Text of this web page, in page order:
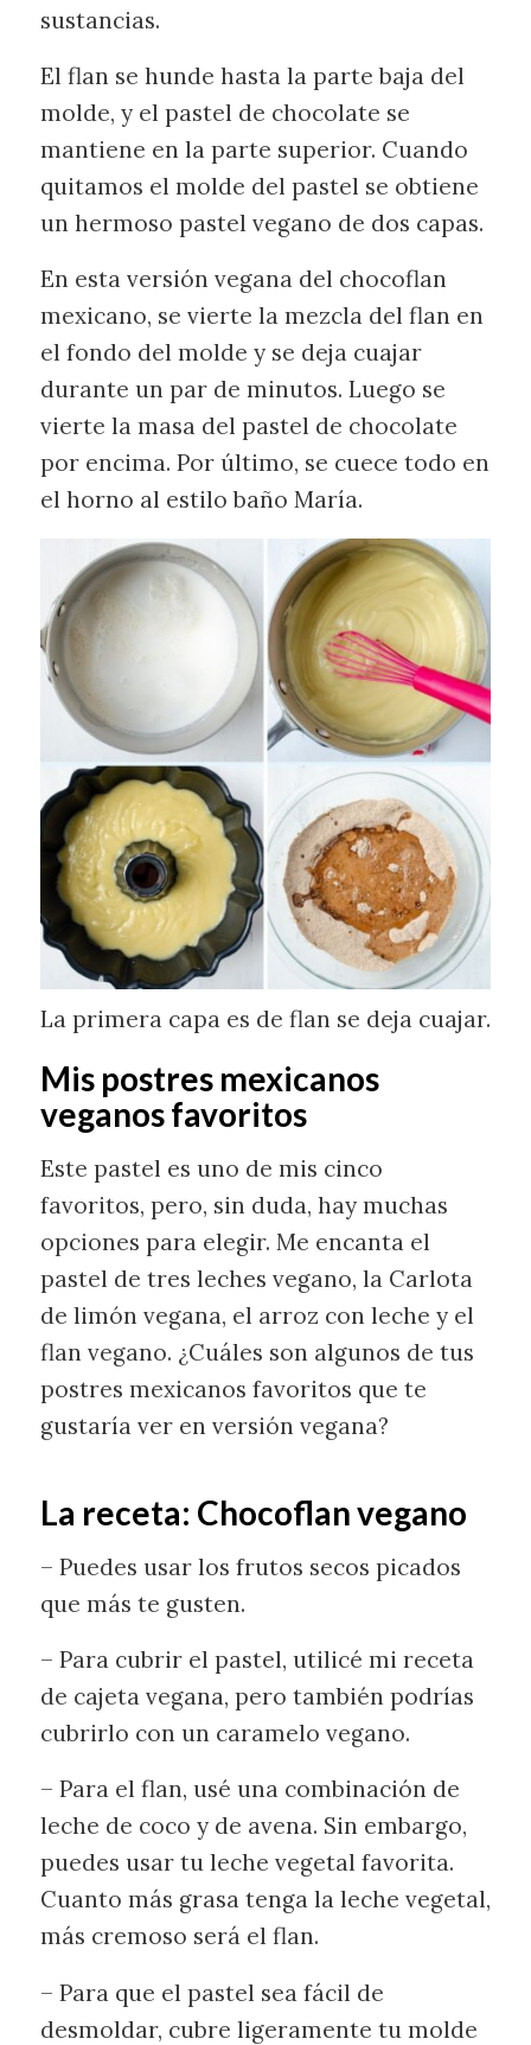
sustancias.
El flan se hunde hasta la parte baja del
molde, y el pastel de chocolate se
mantiene en la parte superior. Cuando
quitamos el molde del pastel se obtiene
un hermoso pastel vegano de dos capas.
En esta versión vegana del chocoflan
mexicano, se vierte la mezcla del flan en
el fondo del molde y se deja cuajar
durante un par de minutos. Luego se
vierte la masa del pastel de chocolate
por encima. Por último, se cuece todo en
el horno al estilo baño María.
La primera capa es de flan se deja cuajar.
Mis postres mexicanos
veganos favoritos
Este pastel es uno de mis cinco
favoritos, pero, sin duda, hay muchas
opciones para elegir. Me encanta el
pastel de tres leches vegano, la Carlota
de limón vegana, el arroz con leche y el
flan vegano. ¿Cuáles son algunos de tus
postres mexicanos favoritos que te
gustaría ver en versión vegana?
La receta: Chocoflan vegano
– Puedes usar los frutos secos picados
que más te gusten.
– Para cubrir el pastel, utilicé mi receta
de cajeta vegana, pero también podrías
cubrirlo con un caramelo vegano.
– Para el flan, usé una combinación de
leche de coco y de avena. Sin embargo,
puedes usar tu leche vegetal favorita.
Cuanto más grasa tenga la leche vegetal,
más cremoso será el flan.
– Para que el pastel sea fácil de
desmoldar, cubre ligeramente tu molde